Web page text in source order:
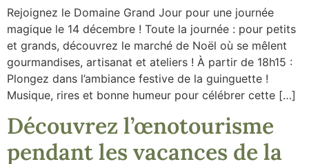
Rejoignez le Domaine Grand Jour pour une journée
magique le 14 décembre ! Toute la journée : pour petits
et grands, découvrez le marché de Noël où se mêlent
gourmandises, artisanat et ateliers ! À partir de 18h15 :
Plongez dans l’ambiance festive de la guinguette !
Musique, rires et bonne humeur pour célébrer cette […]
Découvrez l’œnotourisme
pendant les vacances de la